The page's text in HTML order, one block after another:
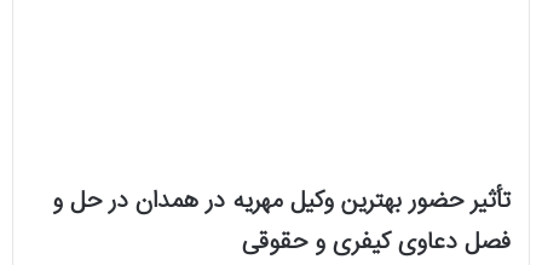
تأثیر حضور بهترین وکیل مهریه در همدان در حل و
فصل دعاوی کیفری و حقوقی